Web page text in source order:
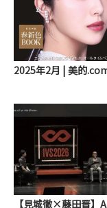
2025年2月 | 美的
【見城徹×藤田晋】